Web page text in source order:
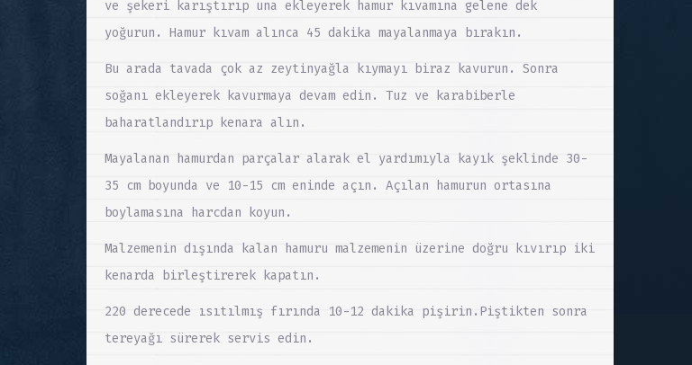
ve şekeri karıştırıp una ekleyerek hamur kıvamına gelene dek
yoğurun. Hamur kıvam alınca 45 dakika mayalanmaya bırakın.
Bu arada tavada çok az zeytinyağla kıymayı biraz kavurun. Sonra
soğanı ekleyerek kavurmaya devam edin. Tuz ve karabiberle
baharatlandırıp kenara alın.
Mayalanan hamurdan parçalar alarak el yardımıyla kayık şeklinde 30-
35 cm boyunda ve 10-15 cm eninde açın. Açılan hamurun ortasına
boylamasına harcdan koyun.
Malzemenin dışında kalan hamuru malzemenin üzerine doğru kıvırıp iki
kenarda birleştirerek kapatın.
220 derecede ısıtılmış fırında 10-12 dakika pişirin.Piştikten sonra
tereyağı sürerek servis edin.